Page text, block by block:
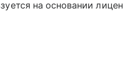
на основании